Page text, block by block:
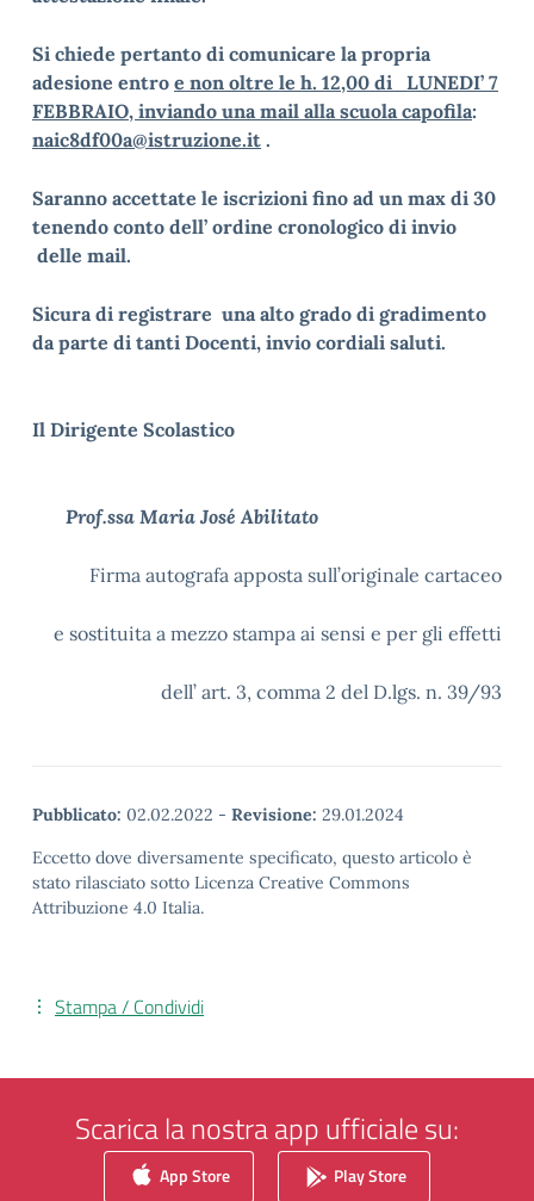
Si chiede pertanto di comunicare la propria
adesione entro e non oltre le h. 12,00 di LUNEDI’ 7
FEBBRAIO, inviando una mail alla scuola capofila:
naic8df00a@istruzione.it .
Saranno accettate le iscrizioni fino ad un max di 30
tenendo conto dell’ ordine cronologico di invio
delle mail.
Sicura di registrare una alto grado di gradimento
da parte di tanti Docenti, invio cordiali saluti.
Il Dirigente Scolastico
Prof.ssa Maria José Abilitato
Firma autografa apposta sull’originale cartaceo
e sostituita a mezzo stampa ai sensi e per gli effetti
dell’ art. 3, comma 2 del D.lgs. n. 39/93
Pubblicato: 02.02.2022 - Revisione: 29.01.2024
Eccetto dove diversamente specificato, questo articolo è
stato rilasciato sotto Licenza Creative Commons
Attribuzione 4.0 Italia.
Stampa / Condividi
Scarica la nostra app ufficiale su:
App Store Play Store